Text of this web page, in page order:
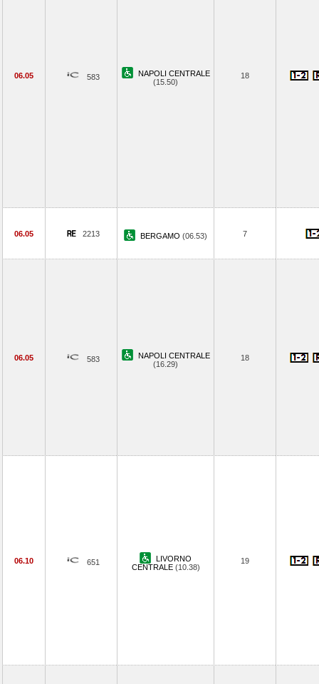
06.05 583
NAPOLI CENTRALE
(15.50)
18
06.05 2213 BERGAMO (06.53) 7
06.05 583
NAPOLI CENTRALE
(16.29)
18
06.10 651
LIVORNO
CENTRALE (10.38)
19